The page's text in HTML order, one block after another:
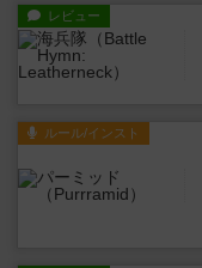
レビュー
ルール/インスト